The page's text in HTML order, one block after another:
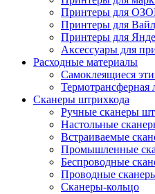
Принтеры для
Принтеры для
Принтеры для
Аксессуары для
Расходные материалы
Самоклеящиеся
Термотрансферная
Сканеры штрихкода
Ручные сканеры
Настольные
Встраиваемые
Промышленные
Беспроводные
Проводные
Сканеры-кольцо